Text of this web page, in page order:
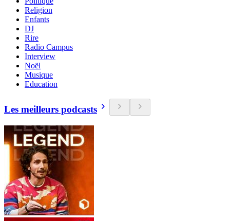
Religion
Enfants
DJ
Rire
Radio Campus
Interview
Noël
Musique
Education
Les meilleurs podcasts